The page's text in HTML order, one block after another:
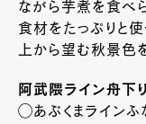
ながら芋煮を食べ
食材をたっぷりと
上から望む秋景色を
阿武隈ライン舟下り
◯あぶくまラインふ